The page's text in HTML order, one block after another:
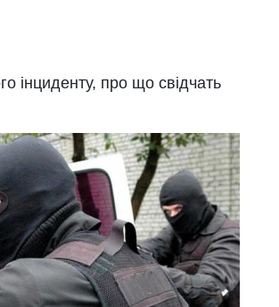
інциденту, про що свідчать